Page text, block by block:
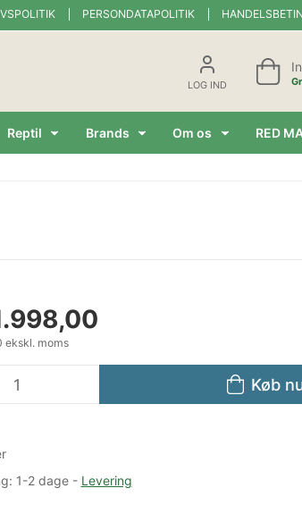
PERSONDATAPOLITIK
LOG IND
Reptil Brands Om os RED
ekskl. moms
Køb
1-2 dage- Levering